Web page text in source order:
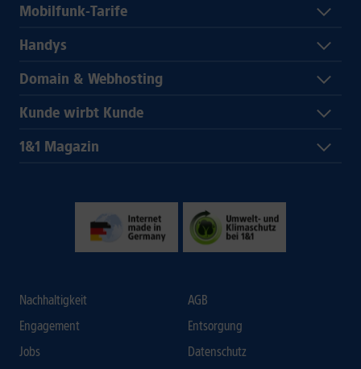
Mobilfunk-Tarife
Handys
Domain & Webhosting
Kunde wirbt Kunde
1&1 Magazin
Nachhaltigkeit
Engagement
Jobs
AGB
Entsorgung
Datenschutz